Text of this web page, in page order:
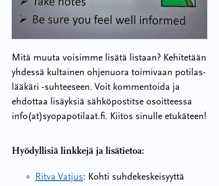
Mitä muuta voisimme lisätä listaan? Kehitetään
yhdessä kultainen ohjenuora toimivaan potilas-
lääkäri -suhteeseen. Voit kommentoida ja
ehdottaa lisäyksiä sähköpostitse osoitteessa
info(at)syopapotilaat.fi. Kiitos sinulle etukäteen!
Hyödyllisiä linkkejä ja lisätietoa:
Ritva Vatjus: Kohti suhdekeskeisyyttä